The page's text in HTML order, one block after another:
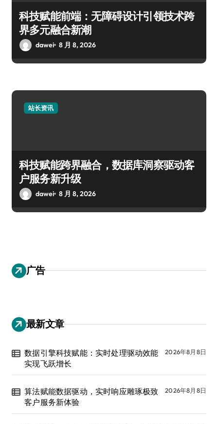
科技赋能前端：无障碍设计引领技术跨
界多元融合新潮
dawei 8 月 8, 2026
站长资讯
科技赋能跨界融合，数据库洞察驱动客
户服务新升级
dawei 8 月 8, 2026
广告
最新文章
数据引擎科技赋能：实时处理驱动效能
实现飞跃增长
2026年8月8日
算法赋能数据驱动，实时响应雕琢极致
客户服务新体验
2026年8月8日